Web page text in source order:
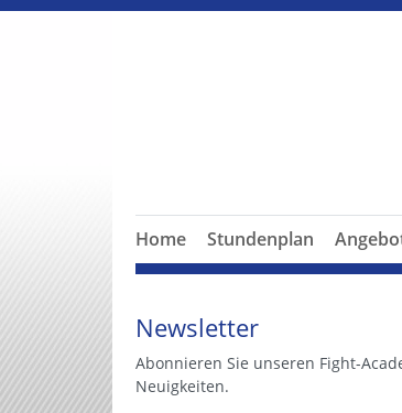
Home Stundenplan
Newsletter
Abonnieren Sie unseren Fight-
Neuigkeiten.